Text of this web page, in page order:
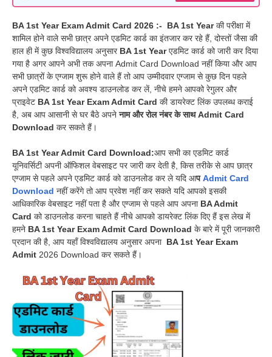
BA 1st Year Exam Admit Card 2026 :- BA 1st Yearकी परीक्षा में
शामिल होने वाले सभी छात्र अपने एडमिट कार्ड का इंतजार कर रहे हैं, दोस्तों जैसा की
हाल ही में कुछ विश्वविद्यालय अनुसार BA 1st Yearएडमिट कार्ड को जारी कर दिया
गया है अगर आपने अभी तक अपना Admit Card Download नहीं किया और आप
सभी छात्रों के एग्जाम शुरू होने वाले हैं तो आप उम्मीदवार एग्जाम से कुछ दिन पहले
अपने एडमिट कार्ड को अवश्य डाउनलोड कर लें, नीचे हमने आपको रेगुलर और
प्राइवेट BA 1st Year Exam Admit Card की डायरेक्ट लिंक उपलब्ध कराई
है, अब आप आसानी से घर बैठे अपनेनाम और रोल नंबर के साथ Admit Card
Download कर सकते हैं।
BA 1st Year Admit Card Download:आप सभी का एडमिट कार्ड
यूनिवर्सिटी अपनी ऑफिशल वेबसाइट पर जारी कर देती है, किस तरीके से आप छात्र
एग्जाम से पहले अपने एडमिट कार्ड को डाउनलोड कर ले यदि आपAdmit Card
Download नहीं करेंगे तो आप प्रवेश नहीं कर सकते यदि आपको इसकी
आधिकारिक वेबसाइट नहीं पता है और एग्जाम से पहले आप अपनाBA Admit
Card को डाउनलोड करना चाहते हैं नीचे आपको डायरेक्ट लिंक दिए हैं इस लेख में
हमने BA 1st Year Exam Admit Card Download के बारे में पूरी जानकारी
प्रदान की है, आप यहाँ विश्वविद्यालय अनुसार अपना BA 1st Year Exam
Admit 2026 Download कर सकते हैं।